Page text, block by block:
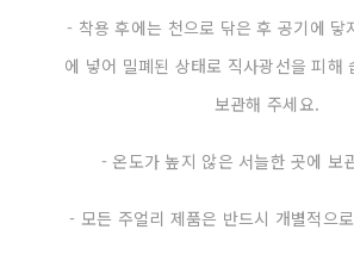
- 착용 후에는 천으로 닦은 후 공기에 닿
에 넣어 밀폐된 상태로 직사광선을 피해
보관해 주세요.
- 온도가 높지 않은 서늘한 곳에 보
- 모든 주얼리 제품은 반드시 개별적으